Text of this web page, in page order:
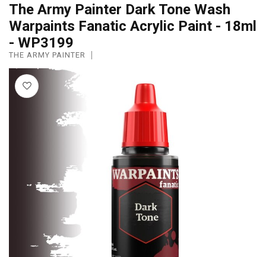
The Army Painter Dark Tone Wash
Warpaints Fanatic Acrylic Paint - 18ml
- WP3199
THE ARMY PAINTER